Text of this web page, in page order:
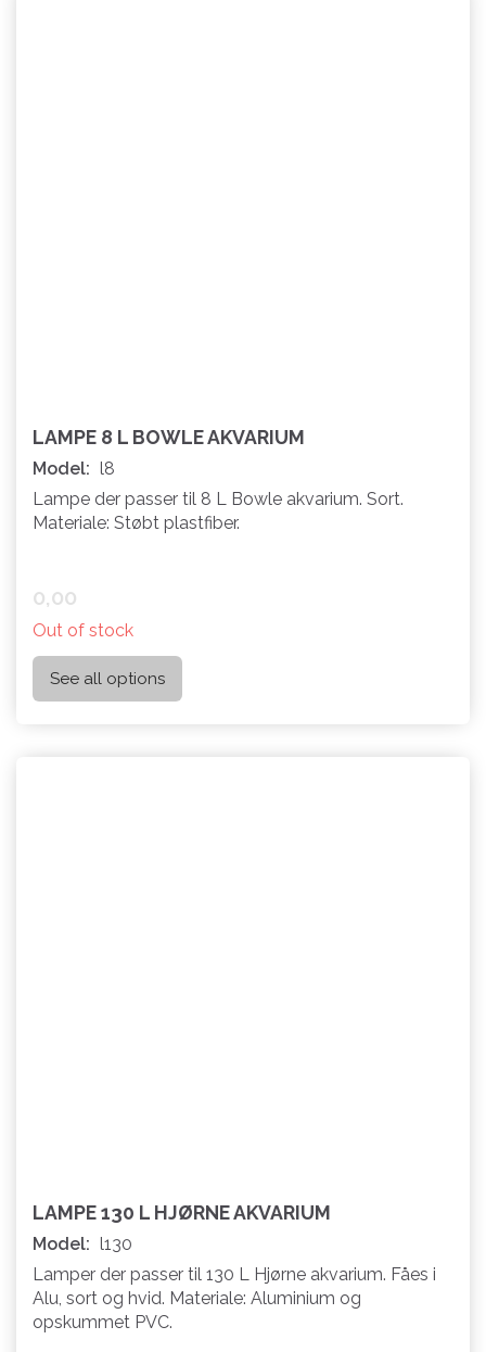
LAMPE 8 L BOWLE AKVARIUM
Model: l8
Lampe der passer til 8 L Bowle akvarium. Sort.
Materiale: Støbt plastfiber.
0,00
Out of stock
See all options
LAMPE 130 L HJØRNE AKVARIUM
Model: l130
Lamper der passer til 130 L Hjørne akvarium. Fåes i
Alu, sort og hvid. Materiale: Aluminium og
opskummet PVC.